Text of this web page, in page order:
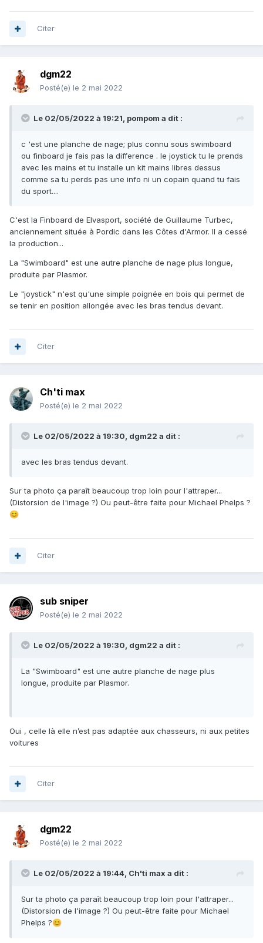
Citer
dgm22
Posté(e) le 2 mai 2022
Le 02/05/2022 à 19:21, pompom a dit :
c 'est une planche de nage; plus connu sous swimboard
ou finboard je fais pas la difference . le joystick tu le prends
avec les mains et tu installe un kit mains libres dessus
comme sa tu perds pas une info ni un copain quand tu fais
du sport....
C'est la Finboard de Elvasport, société de Guillaume Turbec,
anciennement située à Pordic dans les Côtes d'Armor. Il a cessé
la production...
La "Swimboard" est une autre planche de nage plus longue,
produite par Plasmor.
Le "joystick" n'est qu'une simple poignée en bois qui permet de
se tenir en position allongée avec les bras tendus devant.
Citer
Ch'ti max
Posté(e) le 2 mai 2022
Le 02/05/2022 à 19:30, dgm22 a dit :
avec les bras tendus devant.
Sur ta photo ça paraît beaucoup trop loin pour l'attraper...
(Distorsion de l'image ?) Ou peut-être faite pour Michael Phelps ?
😊
Citer
sub sniper
Posté(e) le 2 mai 2022
Le 02/05/2022 à 19:30, dgm22 a dit :
La "Swimboard" est une autre planche de nage plus
longue, produite par Plasmor.
Oui , celle là elle n’est pas adaptée aux chasseurs, ni aux petites
voitures
Citer
dgm22
Posté(e) le 2 mai 2022
Le 02/05/2022 à 19:44, Ch'ti max a dit :
Sur ta photo ça paraît beaucoup trop loin pour l'attraper...
(Distorsion de l'image ?) Ou peut-être faite pour Michael
Phelps ?😊